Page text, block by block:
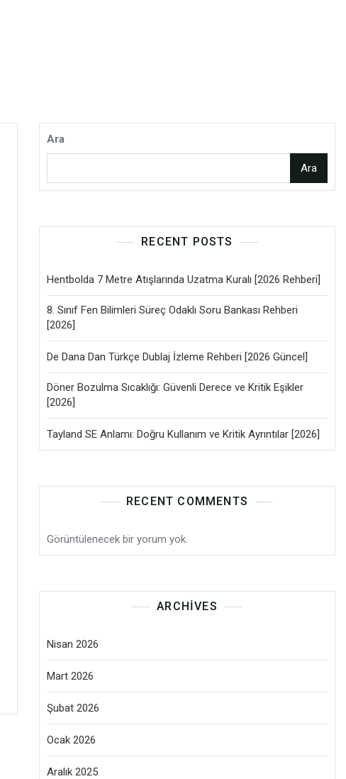
Ara
Ara
RECENT POSTS
Hentbolda 7 Metre Atışlarında Uzatma Kuralı [2026 Rehberi]
8. Sınıf Fen Bilimleri Süreç Odaklı Soru Bankası Rehberi
[2026]
De Dana Dan Türkçe Dublaj İzleme Rehberi [2026 Güncel]
Döner Bozulma Sıcaklığı: Güvenli Derece ve Kritik Eşikler
[2026]
Tayland SE Anlamı: Doğru Kullanım ve Kritik Ayrıntılar [2026]
RECENT COMMENTS
Görüntülenecek bir yorum yok.
ARCHIVES
Nisan 2026
Mart 2026
Şubat 2026
Ocak 2026
Aralık 2025